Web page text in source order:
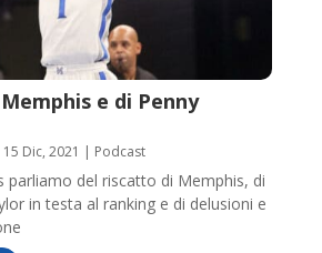
e di Penny
15 Dic, 2021 | Podcast
parliamo del riscatto di Memphis, di
in testa al ranking e di delusioni e